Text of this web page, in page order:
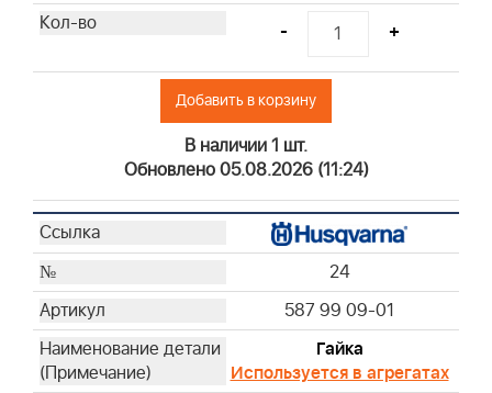
- +
Добавить в корзину
В наличии 1 шт.
Обновлено 05.08.2026 (11:24)
24
587 99 09-01
Гайка
Используется в агрегатах